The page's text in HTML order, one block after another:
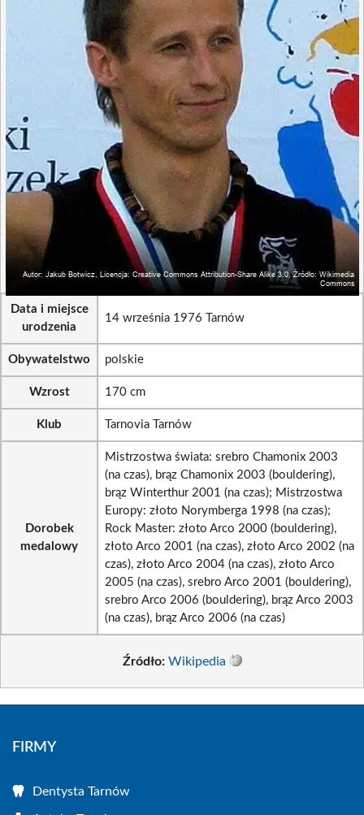
Data i miejsce
urodzenia
14 września 1976 Tarnów
Obywatelstwo polskie
Wzrost 170 cm
Klub Tarnovia Tarnów
Dorobek
medalowy
Mistrzostwa świata: srebro Chamonix 2003
(na czas), brąz Chamonix 2003 (bouldering),
brąz Winterthur 2001 (na czas); Mistrzostwa
Europy: złoto Norymberga 1998 (na czas);
Rock Master: złoto Arco 2000 (bouldering),
złoto Arco 2001 (na czas), złoto Arco 2002 (na
czas), złoto Arco 2004 (na czas), złoto Arco
2005 (na czas), srebro Arco 2001 (bouldering),
srebro Arco 2006 (bouldering), brąz Arco 2003
(na czas), brąz Arco 2006 (na czas)
Źródło: Wikipedia
FIRMY
Dentysta Tarnów